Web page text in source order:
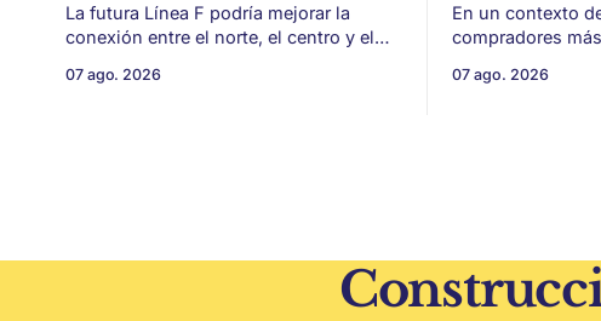
La futura Línea F podría mejorar la
conexión entre el norte, el centro y el
zonas con menor acceso histórico al
07 ago. 2026
En un contexto
compradores
desarrollo puede
07 ago. 2026